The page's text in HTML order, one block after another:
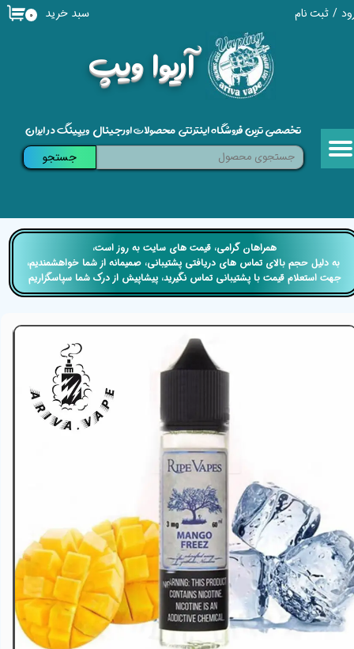
/ ثبت نام
حساب کاربری من
خروج از حساب کاربری
​آریوا ویپ
۰ سبد خرید
تخصصی ترین فروشگاه اینترنتی محصولات اورجینال ویپینگ در ایران
جستجو
​​همراهان گرامی، قیمت های سایت به روز است،
​​​​​​​ به دلیل حجم بالای تماس های دریافتی پشتیبانی، صمیمانه از شما خواهشمندیم،
جهت استعلام قیمت با پشتیبانی تماس نگیرید، پیشاپیش از درک شما سپاسگزاریم